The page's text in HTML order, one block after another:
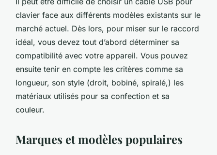
clavier face aux différents modèles existants sur le
marché actuel. Dès lors, pour miser sur le raccord
idéal, vous devez tout d’abord déterminer sa
compatibilité avec votre appareil. Vous pouvez
ensuite tenir en compte les critères comme sa
longueur, son style (droit, bobiné, spiralé,) les
matériaux utilisés pour sa confection et sa
couleur.
Marques et modèles populaires